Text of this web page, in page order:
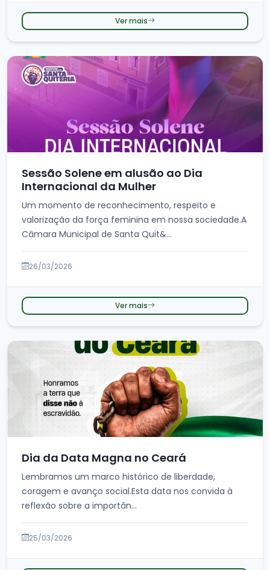
Ver mais
Sessão Solene em alusão ao Dia
Internacional da Mulher
Um momento de reconhecimento, respeito e
valorização da força feminina em nossa sociedade.A
Câmara Municipal de Santa Quit&...
26/03/2026
Ver mais
Dia da Data Magna no Ceará
Lembramos um marco histórico de liberdade,
coragem e avanço social.Esta data nos convida à
reflexão sobre a importân...
25/03/2026